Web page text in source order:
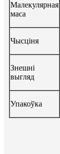
Малекулярная
маса
Чысціня
Знешні
выгляд
Упакоўка